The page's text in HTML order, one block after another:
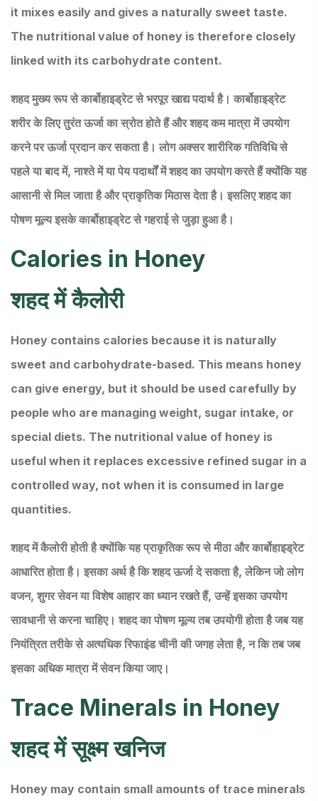
it mixes easily and gives a naturally sweet taste.
The nutritional value of honey is therefore closely
linked with its carbohydrate content.
शहद मुख्य रूप से कार्बोहाइड्रेट से भरपूर खाद्य पदार्थ है। कार्बोहाइड्रेट
शरीर के लिए तुरंत ऊर्जा का स्रोत होते हैं और शहद कम मात्रा में उपयोग
करने पर ऊर्जा प्रदान कर सकता है। लोग अक्सर शारीरिक गतिविधि से
पहले या बाद में, नाश्ते में या पेय पदार्थों में शहद का उपयोग करते हैं क्योंकि यह
आसानी से मिल जाता है और प्राकृतिक मिठास देता है। इसलिए शहद का
पोषण मूल्य इसके कार्बोहाइड्रेट से गहराई से जुड़ा हुआ है।
Calories in Honey
शहद में कैलोरी
Honey contains calories because it is naturally
sweet and carbohydrate-based. This means honey
can give energy, but it should be used carefully by
people who are managing weight, sugar intake, or
special diets. The nutritional value of honey is
useful when it replaces excessive refined sugar in a
controlled way, not when it is consumed in large
quantities.
शहद में कैलोरी होती है क्योंकि यह प्राकृतिक रूप से मीठा और कार्बोहाइड्रेट
आधारित होता है। इसका अर्थ है कि शहद ऊर्जा दे सकता है, लेकिन जो लोग
वजन, शुगर सेवन या विशेष आहार का ध्यान रखते हैं, उन्हें इसका उपयोग
सावधानी से करना चाहिए। शहद का पोषण मूल्य तब उपयोगी होता है जब यह
नियंत्रित तरीके से अत्यधिक रिफाइंड चीनी की जगह लेता है, न कि तब जब
इसका अधिक मात्रा में सेवन किया जाए।
Trace Minerals in Honey
शहद में सूक्ष्म खनिज
Honey may contain small amounts of trace minerals